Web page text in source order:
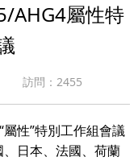
AHG4屬性特
訪問：2455
性”特別工作組會議
日本、法國、荷蘭